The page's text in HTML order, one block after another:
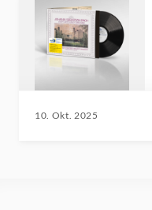
10. Okt. 2025